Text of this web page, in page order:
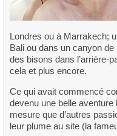
Londres ou à Marrakech;
Bali ou dans un canyon
des bisons dans l’arrière-
cela et plus encore.
Ce qui avait commencé
devenu une belle
mesure que d’autres
leur plume au site (la